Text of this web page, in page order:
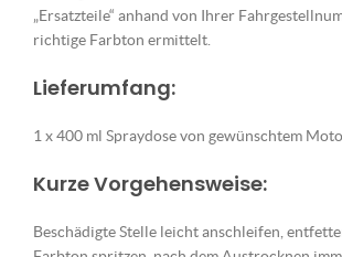
„Ersatzteile“ anhand von Ihrer
richtige Farbton ermittelt.
Lieferumfang:
1 x 400 ml Spraydose von gewünschtem
Kurze Vorgehensweise:
Beschädigte Stelle leicht anschleifen,